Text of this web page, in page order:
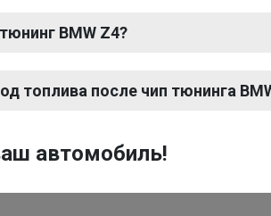
BMW Z4?
топлива после чип тюнинга
автомобиль!